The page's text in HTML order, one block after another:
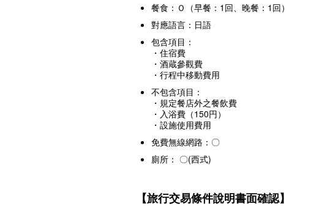
餐食：Ｏ（早餐：1回、晚餐：1回）
對應語言：日語
包含項目：
・住宿費
・酒蔵參觀費
・行程中移動費用
不包含項目：
・規定餐店外之餐飲費
・入浴費（150円）
・設施使用費用
免費無線網路：〇
廁所： 〇(西式)
【旅行交易條件說明書面確認】